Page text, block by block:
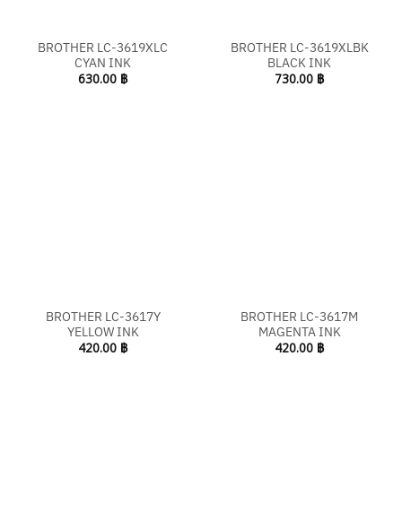
BROTHER LC-3619XLC
CYAN INK
630.00 ฿
BROTHER LC-3619XLBK
BLACK INK
730.00 ฿
BROTHER LC-3617Y
YELLOW INK
420.00 ฿
BROTHER LC-3617M
MAGENTA INK
420.00 ฿